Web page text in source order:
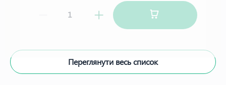
Переглянути весь список